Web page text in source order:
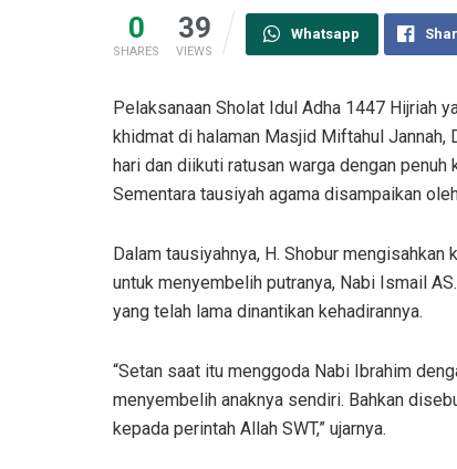
0
SHARES
39
VIEWS
Whatsapp
Pelaksanaan Sholat Idul Adha 1447 Hijriah
khidmat di halaman Masjid Miftahul
hari dan diikuti ratusan warga dengan
Sementara tausiyah agama disampaikan
Dalam tausiyahnya, H. Shobur
untuk menyembelih putranya, Nabi Ismail
yang telah lama dinantikan kehadirannya.
“Setan saat itu menggoda Nabi Ibrahim
menyembelih anaknya sendiri. Bahkan
kepada perintah Allah SWT,” ujarnya.